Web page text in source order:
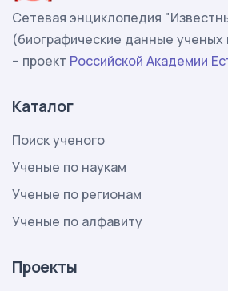
Сетевая энциклопедия
(биографические данные ученых
– проект Российской Академии
Каталог
Поиск ученого
Ученые по наукам
Ученые по регионам
Ученые по алфавиту
Проекты